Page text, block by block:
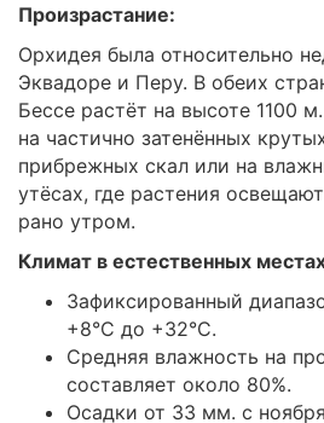
Произрастание:
Орхидея была относительно
Эквадоре и Перу. В обеих
Бессе растёт на высоте 1100
на частично затенённых
прибрежных скал или на
утёсах, где растения
рано утром.
Климат в естественных
Зафиксированный
+8°C до +32°C.
Средняя влажность на
составляет около 80%.
Осадки от 33 мм. с